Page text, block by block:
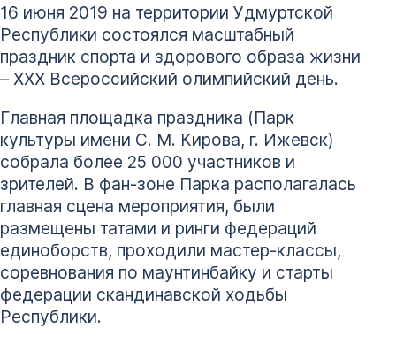
16 июня 2019 на территории Удмуртской
Республики состоялся масштабный
праздник спорта и здорового образа жизни
– XXX Всероссийский олимпийский день.
Главная площадка праздника (Парк
культуры имени С. М. Кирова, г. Ижевск)
собрала более 25 000 участников и
зрителей. В фан-зоне Парка располагалась
главная сцена мероприятия, были
размещены татами и ринги федераций
единоборств, проходили мастер-классы,
соревнования по маунтинбайку и старты
федерации скандинавской ходьбы
Республики.